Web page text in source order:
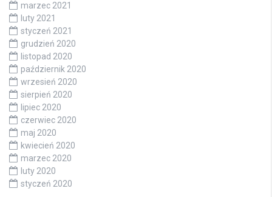
marzec 2021
luty 2021
styczeń 2021
grudzień 2020
listopad 2020
październik 2020
wrzesień 2020
sierpień 2020
lipiec 2020
czerwiec 2020
maj 2020
kwiecień 2020
marzec 2020
luty 2020
styczeń 2020